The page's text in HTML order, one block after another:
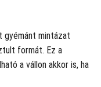
gyémánt mintázat
formát. Ez a
a vállon akkor is, ha